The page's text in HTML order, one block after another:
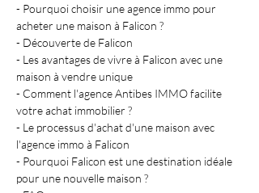
- Pourquoi choisir une agence immo pour
acheter une maison à Falicon ?
- Découverte de Falicon
- Les avantages de vivre à Falicon avec une
maison à vendre unique
- Comment l'agence Antibes IMMO facilite
votre achat immobilier ?
- Le processus d'achat d'une maison avec
l'agence immo à Falicon
- Pourquoi Falicon est une destination idéale
pour une nouvelle maison ?